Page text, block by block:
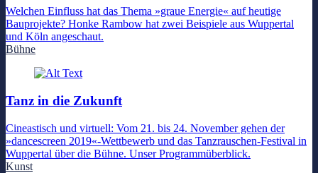
Welchen Einfluss hat das Thema »graue Energie« auf heutige
Bauprojekte? Honke Rambow hat zwei Beispiele aus Wuppertal
und Köln angeschaut.
Bühne
Tanz in die Zukunft
Cineastisch und virtuell: Vom 21. bis 24. November gehen der
»dancescreen 2019«-Wettbewerb und das Tanzrauschen-Festival in
Wuppertal über die Bühne. Unser Programmüberblick.
Kunst